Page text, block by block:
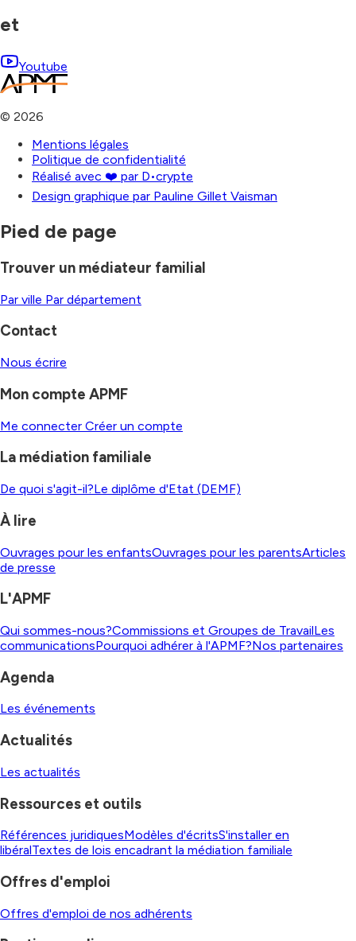
et
Youtube
© 2026
Mentions légales
Politique de confidentialité
Réalisé avec ❤️ par D•crypte
Design graphique par Pauline Gillet Vaisman
Pied de page
Trouver un médiateur familial
Par ville Par département
Contact
Nous écrire
Mon compte APMF
Me connecter Créer un compte
La médiation familiale
De quoi s'agit-il?Le diplôme d'Etat (DEMF)
À lire
Ouvrages pour les enfantsOuvrages pour les parentsArticles
de presse
L'APMF
Qui sommes-nous?Commissions et Groupes de TravailLes
communicationsPourquoi adhérer à l'APMF?Nos partenaires
Agenda
Les événements
Actualités
Les actualités
Ressources et outils
Références juridiquesModèles d'écritsS'installer en
libéralTextes de lois encadrant la médiation familiale
Offres d'emploi
Offres d'emploi de nos adhérents